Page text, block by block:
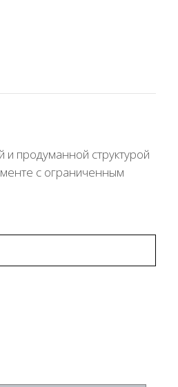
продуманной структурой
с ограниченным